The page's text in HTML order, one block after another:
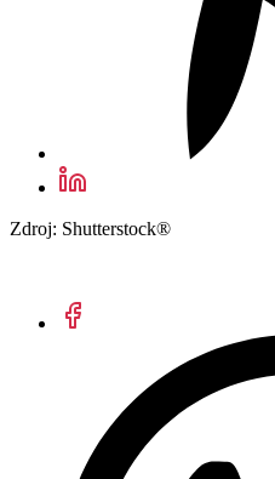
Zdroj: Shutterstock®